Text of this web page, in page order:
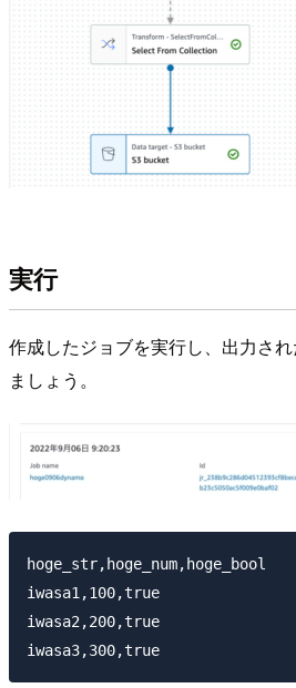
実行
作成したジョブを実行し、出力さ
ましょう。
hoge_str,hoge_num,hoge_bool
iwasa1,100,true
iwasa2,200,true